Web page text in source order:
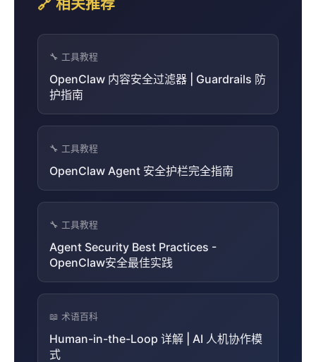
🔗 相关推荐
🔧 工具教程
OpenClaw 内容安全过滤器 | Guardrails 防
护指南
🔧 工具教程
OpenClaw Agent 安全护栏完全指南
🔧 工具教程
Agent Security Best Practices -
OpenClaw安全最佳实践
📖 术语百科
Human-in-the-Loop 详解 | AI 人机协作模
式